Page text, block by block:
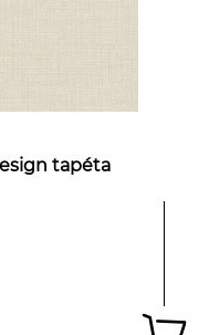
tapéta